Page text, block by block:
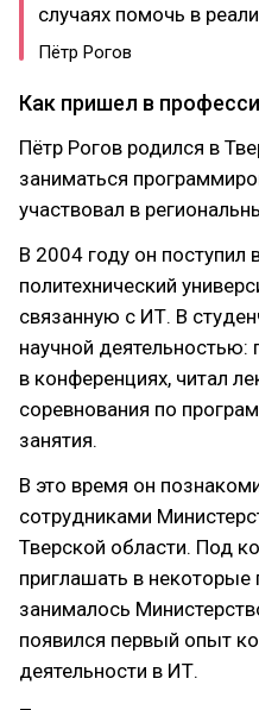
случаях помочь в
Пётр Рогов
Как пришел в
Пётр Рогов родился в
заниматься
участвовал в
В 2004 году он поступил
политехнический
связанную с ИТ. В
научной деятельностью:
в конференциях, читал
соревнования по
занятия.
В это время он
сотрудниками
Тверской области. Под
приглашать в
занималось
появился первый опыт
деятельности в ИТ.